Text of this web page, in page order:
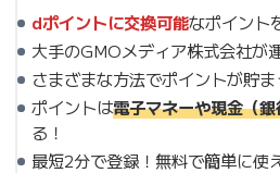
dポイントに交換可能なポイント
大手のGMOメディア株式会社が
さまざまな方法でポイントが貯
ポイントは電子マネーや現金（
る！
最短2分で登録！無料で簡単に使